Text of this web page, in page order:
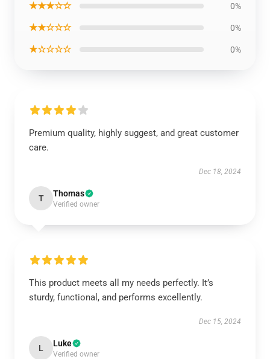
★★★☆☆ 0%
★★☆☆☆ 0%
★☆☆☆☆ 0%
Premium quality, highly suggest, and great customer
care.
Dec 18, 2024
T Thomas
Verified owner
This product meets all my needs perfectly. It’s
sturdy, functional, and performs excellently.
Dec 15, 2024
L Luke
Verified owner